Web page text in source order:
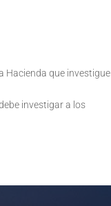
Hacienda que
investigar a los